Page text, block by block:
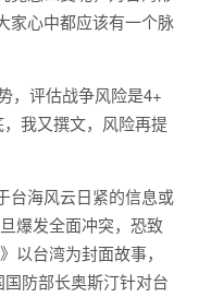
家心中都应该有一个脉
，评估战争风险是4+
，我又撰文，风险再提
台海风云日紧的信息或
爆发全面冲突，恐致
以台湾为封面故事，
国防部长奥斯汀针对台